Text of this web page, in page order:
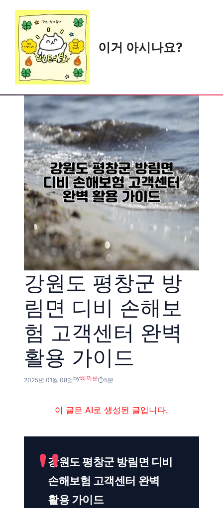
content
이거 아시나요?
강원도 평창군 방
림면 디비 손해보
험 고객센터 완벽
활용 가이드
2025년 01월 08일 by삐끼룬 5분
이 글은 AI로 생성된 글입니다.
강원도 평창군 방림면 디비
손해보험 고객센터 완벽
활용 가이드